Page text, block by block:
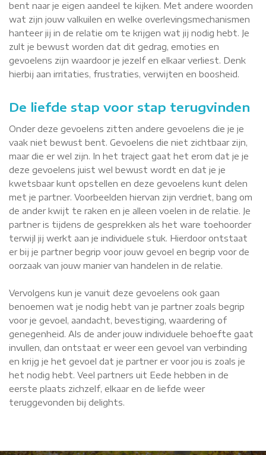
bent naar je eigen aandeel te kijken. Met andere woorden
wat zijn jouw valkuilen en welke overlevingsmechanismen
hanteer jij in de relatie om te krijgen wat jij nodig hebt. Je
zult je bewust worden dat dit gedrag, emoties en
gevoelens zijn waardoor je jezelf en elkaar verliest. Denk
hierbij aan irritaties, frustraties, verwijten en boosheid.
De liefde stap voor stap terugvinden
Onder deze gevoelens zitten andere gevoelens die je je
vaak niet bewust bent. Gevoelens die niet zichtbaar zijn,
maar die er wel zijn. In het traject gaat het erom dat je je
deze gevoelens juist wel bewust wordt en dat je je
kwetsbaar kunt opstellen en deze gevoelens kunt delen
met je partner. Voorbeelden hiervan zijn verdriet, bang om
de ander kwijt te raken en je alleen voelen in de relatie. Je
partner is tijdens de gesprekken als het ware toehoorder
terwijl jij werkt aan je individuele stuk. Hierdoor ontstaat
er bij je partner begrip voor jouw gevoel en begrip voor de
oorzaak van jouw manier van handelen in de relatie.
Vervolgens kun je vanuit deze gevoelens ook gaan
benoemen wat je nodig hebt van je partner zoals begrip
voor je gevoel, aandacht, bevestiging, waardering of
genegenheid. Als de ander jouw individuele behoefte gaat
invullen, dan ontstaat er weer een gevoel van verbinding
en krijg je het gevoel dat je partner er voor jou is zoals je
het nodig hebt. Veel partners uit Eede hebben in de
eerste plaats zichzelf, elkaar en de liefde weer
teruggevonden bij delights.